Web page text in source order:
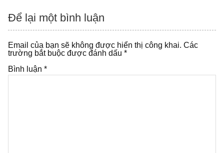
Để lại một bình luận
Email của bạn sẽ không được hiển thị công khai. Các
trường bắt buộc được đánh dấu *
Bình luận *